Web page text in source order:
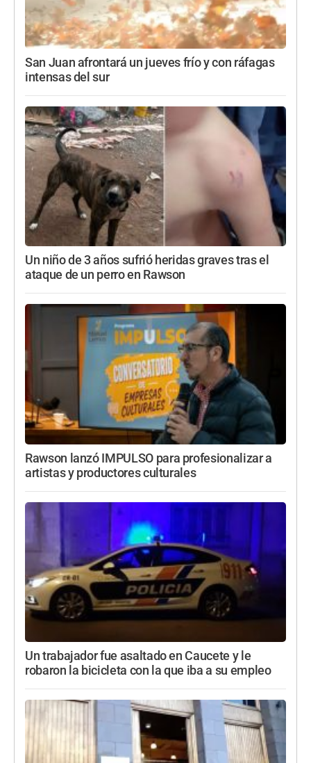
San Juan afrontará un jueves frío y con ráfagas
intensas del sur
Un niño de 3 años sufrió heridas graves tras el
ataque de un perro en Rawson
Rawson lanzó IMPULSO para profesionalizar a
artistas y productores culturales
Un trabajador fue asaltado en Caucete y le
robaron la bicicleta con la que iba a su empleo